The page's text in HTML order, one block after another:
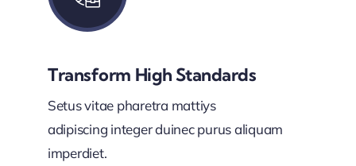
Transform High Standards
Setus vitae pharetra mattiys
adipiscing integer duinec purus aliquam
imperdiet.